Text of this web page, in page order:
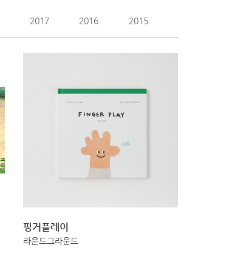
2017 2016 2015
핑거플레이
라운드그라운드